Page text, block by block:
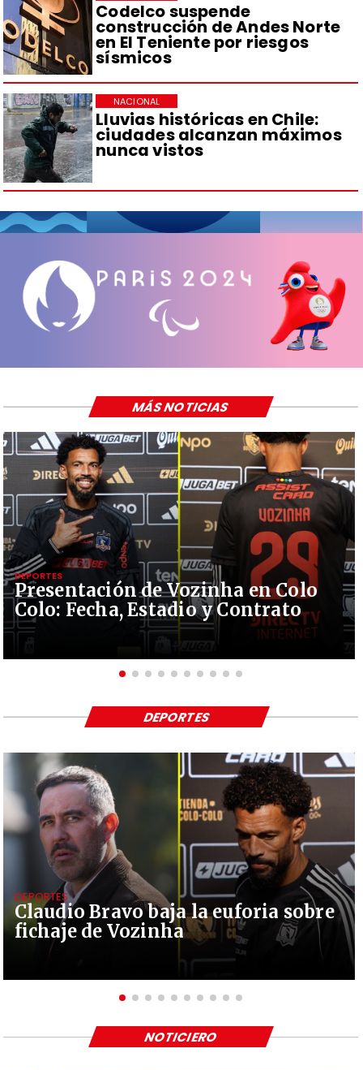
Codelco suspende
construcción de Andes Norte
en El Teniente por riesgos
sísmicos
Lluvias históricas en Chile:
ciudades alcanzan máximos
nunca vistos
NACIONAL
Presentación de Vozinha en Colo
Colo: Fecha, Estadio y Contrato
DEPORTES
MÁS NOTICIAS
Claudio Bravo baja la euforia sobre
fichaje de Vozinha
DEPORTES
DEPORTES
NOTICIERO